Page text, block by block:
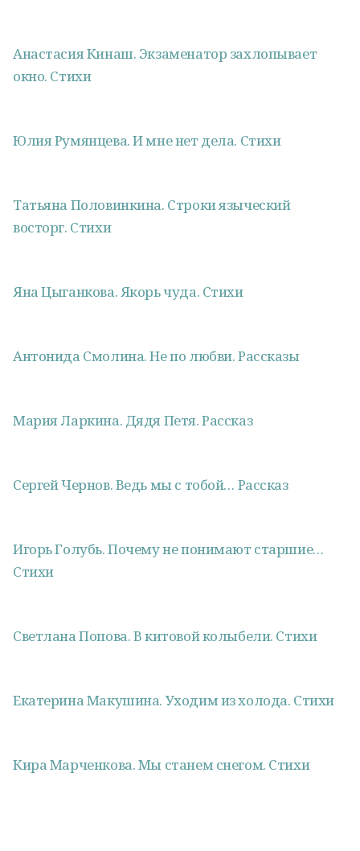
Анастасия Кинаш. Экзаменатор захлопывает
окно. Стихи
Юлия Румянцева. И мне нет дела. Стихи
Татьяна Половинкина. Строки языческий
восторг. Стихи
Яна Цыганкова. Якорь чуда. Стихи
Антонида Смолина. Не по любви. Рассказы
Мария Ларкина. Дядя Петя. Рассказ
Сергей Чернов. Ведь мы с тобой… Рассказ
Игорь Голубь. Почему не понимают старшие…
Стихи
Светлана Попова. В китовой колыбели. Стихи
Екатерина Макушина. Уходим из холода. Стихи
Кира Марченкова. Мы станем снегом. Стихи